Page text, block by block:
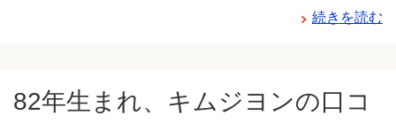
続きを読む
82年生まれ、キムジヨンの口コ